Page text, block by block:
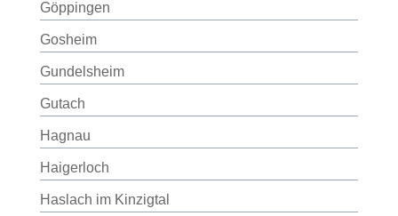
Göppingen
Gosheim
Gundelsheim
Gutach
Hagnau
Haigerloch
Haslach im Kinzigtal